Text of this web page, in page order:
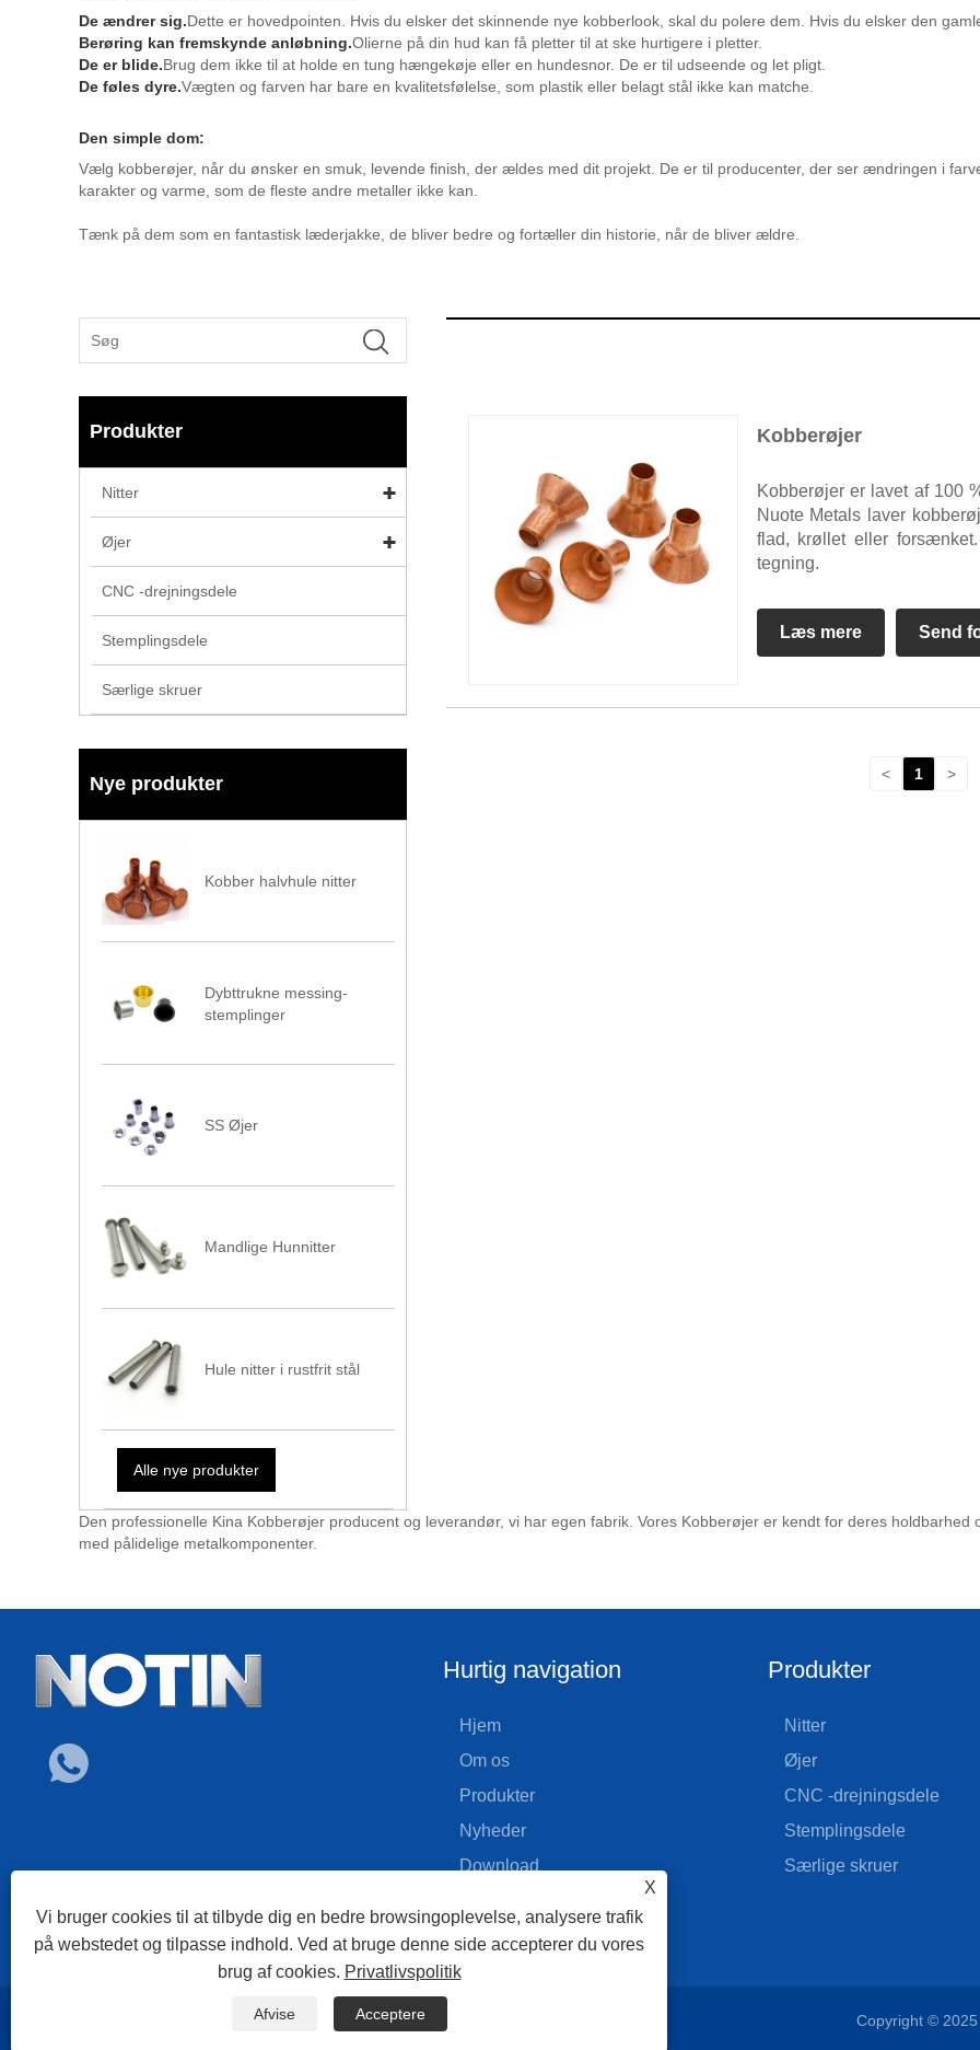
De ændrer sig.Dette er hovedpointen. Hvis du elsker det skinnende nye kobberlook, skal du polere dem. Hvis du elsker den
Berøring kan fremskynde anløbning.Olierne på din hud kan få pletter til at ske hurtigere i pletter.
De er blide.Brug dem ikke til at holde en tung hængekøje eller en hundesnor. De er til udseende og let pligt.
De føles dyre.Vægten og farven har bare en kvalitetsfølelse, som plastik eller belagt stål ikke kan matche.
Den simple dom:
Vælg kobberøjer, når du ønsker en smuk, levende finish, der ældes med dit projekt. De er til producenter, der ser ændringen i
karakter og varme, som de fleste andre metaller ikke kan.
Tænk på dem som en fantastisk læderjakke, de bliver bedre og fortæller din historie, når de bliver ældre.
Produkter
Nitter
Øjer
CNC -drejningsdele
Stemplingsdele
Særlige skruer
Nye produkter
Kobber halvhule nitter
Dybttrukne messing-
stemplinger
SS Øjer
Mandlige Hunnitter
Hule nitter i rustfrit stål
Alle nye produkter
Kobberøjer
Kobberøjer er lavet af 100
Nuote Metals laver
flad, krøllet eller
tegning.
Læs mere Send
< 1 >
Den professionelle Kina Kobberøjer producent og leverandør, vi har egen fabrik. Vores Kobberøjer er kendt for deres
med pålidelige metalkomponenter.
X
Vi bruger cookies til at tilbyde dig en bedre browsingoplevelse, analysere trafik
på webstedet og tilpasse indhold. Ved at bruge denne side accepterer du vores
brug af cookies. Privatlivspolitik
Afvise Acceptere
Hurtig navigation
Hjem
Om os
Produkter
Nyheder
Download
Kontakt os
Produkter
Nitter
Øjer
CNC -drejningsdele
Stemplingsdele
Særlige skruer
Privatlivspolitik Copyright © 2025